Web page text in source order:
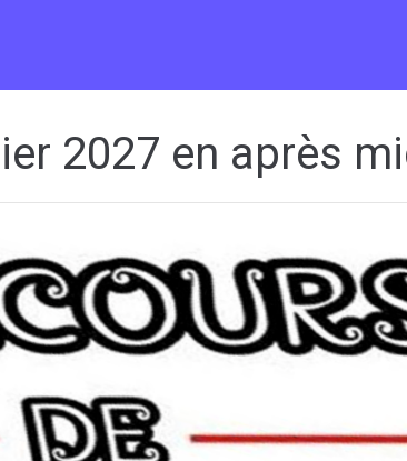
2027 en après